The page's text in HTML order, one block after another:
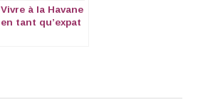
Vivre à la Havane
en tant qu’expat